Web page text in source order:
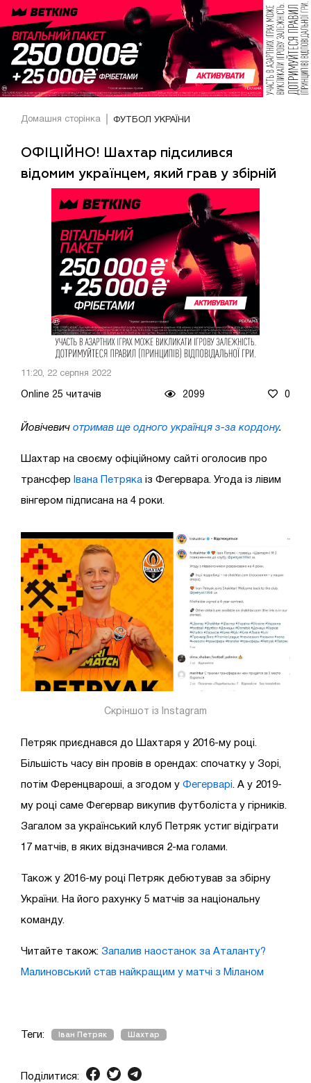
Домашня сторінка ФУТБОЛ УКРАЇНИ
ОФІЦІЙНО! Шахтар підсилився
відомим українцем, який грав у збірній
11:20, 22 серпня 2022
Online 25 читачів 2099 0
Йовічевич отримав ще одного українця з-за кордону.
Шахтар на своєму офіційному сайті оголосив про
трансфер Івана Петряка із Фегервара. Угода із лівим
вінгером підписана на 4 роки.
Скріншот із Instagram
Петряк приєднався до Шахтаря у 2016-му році.
Більшість часу він провів в орендах: спочатку у Зорі,
потім Ференцвароші, а згодом у Фегерварі. А у 2019-
му році саме Фегервар викупив футболіста у гірників.
Загалом за український клуб Петряк устиг відіграти
17 матчів, в яких відзначився 2-ма голами.
Також у 2016-му році Петряк дебютував за збірну
України. На його рахунку 5 матчів за національну
команду.
Читайте також: Запалив наостанок за Аталанту?
Малиновський став найкращим у матчі з Міланом
Теги: Іван Петряк Шахтар
Поділитися: